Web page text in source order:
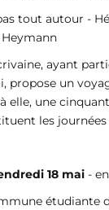
tout autour -
ayant
propose un
elle, une
les
18 mai -
étudiante